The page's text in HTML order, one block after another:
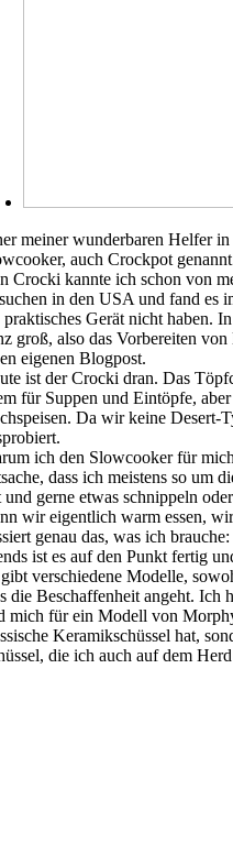
meiner wunderbaren Helfer
auch Crockpot
Crocki kannte ich schon von
in den USA und fand es
praktisches Gerät nicht haben.
groß, also das Vorbereiten
eigenen Blogpost.
ist der Crocki dran. Das
für Suppen und Eintöpfe,
Da wir keine Desert-
ich den Slowcooker für
dass ich meistens so um
und gerne etwas schnippeln
wir eigentlich warm essen,
genau das, was ich
ist es auf den Punkt fertig
verschiedene Modelle,
die Beschaffenheit angeht.
mich für ein Modell von
Keramikschüssel hat,
die ich auch auf dem